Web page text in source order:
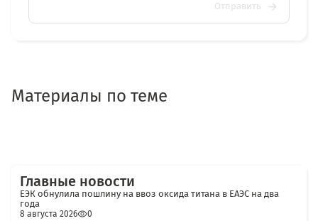
Отправить
Материалы по теме
Главные новости
ЕЭК обнулила пошлину на ввоз оксида титана в ЕАЭС на два
года
8 августа 2026 0